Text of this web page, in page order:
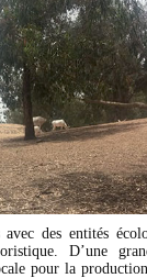
des entités
D’une
pour la